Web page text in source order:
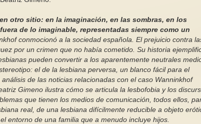
otro sitio: en la imaginación, en las sombras, en los
de lo imaginable, representadas siempre como un
conmocionó a la sociedad española. El prejuicio contra
por un crimen que no había cometido. Su historia
pueden convertir a los aparentemente neutrales
el de la lesbiana perversa, un blanco fácil para el
de las noticias relacionadas con el caso Wanninkhof
Gimeno ilustra cómo se articula la lesbofobia y los
que tienen los medios de comunicación, todos ellos,
real, de una lesbiana difícilmente reducible a objeto
entorno de una familia que a menudo incluye hijos.